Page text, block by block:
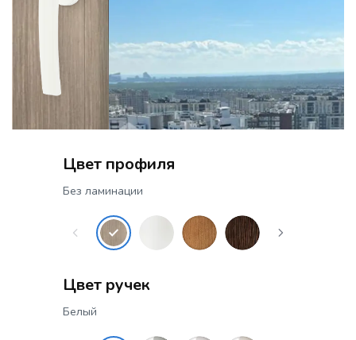
Цвет профиля
Без ламинации
Цвет ручек
Белый